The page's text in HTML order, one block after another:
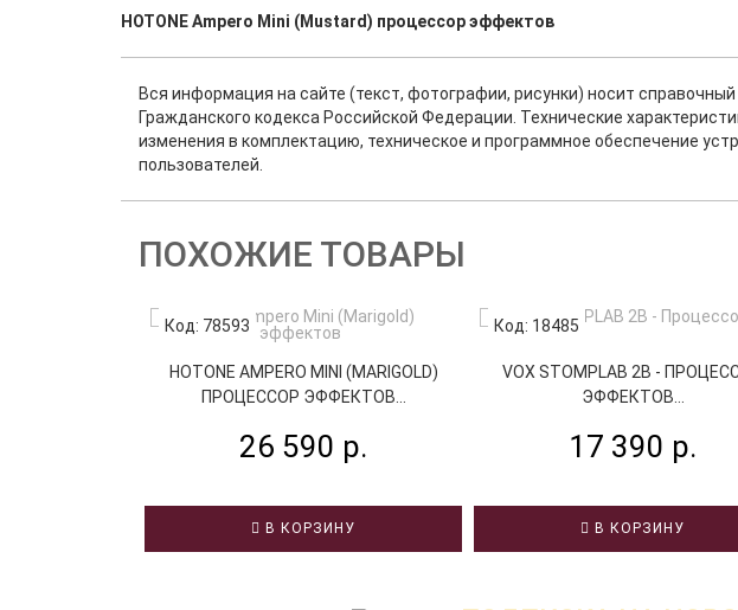
HOTONE Ampero Mini (Mustard) процессор эффектов
Вся информация на сайте (текст, фотографии, рисунки) носит
Гражданского кодекса Российской Федерации. Технические
изменения в комплектацию, техническое и программное обеспечение
пользователей.
ПОХОЖИЕ ТОВАРЫ
Код: 78593
HOTONE AMPERO MINI (MARIGOLD)
ПРОЦЕССОР ЭФФЕКТОВ...
26 590 р.
В КОРЗИНУ
Код: 18485
VOX STOMPLAB 2B -
ЭФФЕКТОВ...
17 390 р.
В КОРЗИНУ